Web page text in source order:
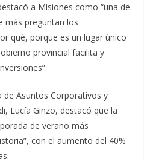
a Misiones como “una de
más preguntan los
qué, porque es un lugar único
provincial facilita y
de Asuntos Corporativos y
Lucía Ginzo, destacó que la
de verano más
con el aumento del 40%